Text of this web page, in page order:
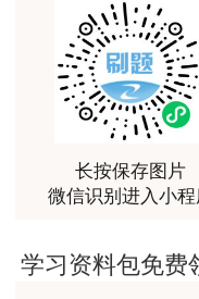
最棒的预习课
用户m2****66
越听越觉得好
用户m2****66
越听越觉得好
用户m2****66
非常非常非常非常棒
长按保存图片
微信识别进入小程
学习资料包免费